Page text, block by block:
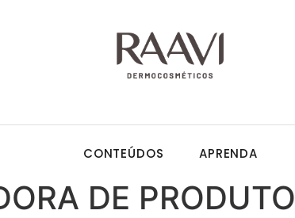
CONTEÚDOS APRENDA
DE PRODUTO